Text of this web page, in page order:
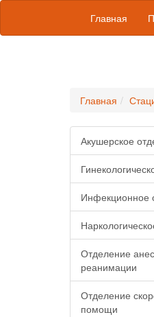
Главная
Главная
Акушерское
Инфекционное
Отделение
реанимации
Отделение
помощи